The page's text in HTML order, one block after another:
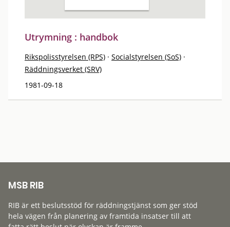
Utrymning : handbok
Rikspolisstyrelsen (RPS) · Socialstyrelsen (SoS) ·
Räddningsverket (SRV)
1981-09-18
MSB RIB
RIB är ett beslutsstöd för räddningstjänst som ger stöd
hela vägen från planering av framtida insatser till att